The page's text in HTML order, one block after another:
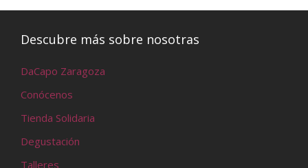
Descubre más sobre nosotras
DaCapo Zaragoza
Conócenos
Tienda Solidaria
Degustación
Talleres